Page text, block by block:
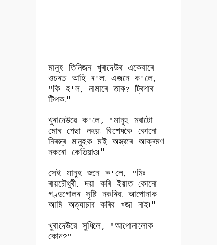
মানুহ তিনিজন খুৰাদেউৰ একেবাৰে
ওচৰত আহি ৰ'ল৷ এজনে ক' লে,
"কি হ' ল,নামাৰে তাক? ট্ৰিগাৰ
টিপক৷"
খুৰাদেউৱে ক'লে, "মানুহ মৰাটো
মোৰ পেছা নহয়৷ বিশেষকৈ কোনো
নিৰস্ত্ৰ মানুহক মই অস্ত্ৰৰে আক্ৰমণ
নকৰো কেতিয়াও৷"
সেই মানুহ জনে ক' লে, "মিঃ
ৰায়চৌধুৰী,দয়া কৰি ইয়াত কোনো
গণ্ডগোলৰ সৃষ্টি নকৰিব৷ আপোনাক
আমি অত্যাচাৰ কৰিব খজা নাই৷"
খুৰাদেউৱে সুধিলে, "আপোনালোক
কোন?"